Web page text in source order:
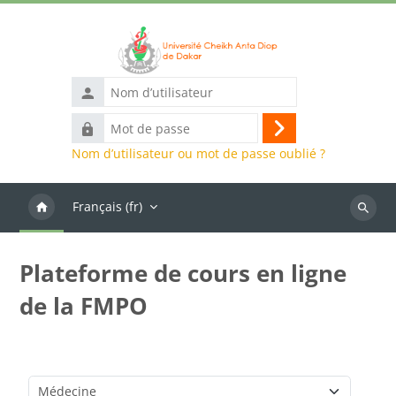
Nom
d’utilisateur
Mot
de
Connexion
Nom d’utilisateur ou mot de passe oublié ?
Français ‎(fr)‎
Plateforme de cours en ligne
de la FMPO